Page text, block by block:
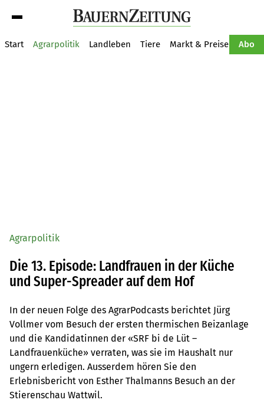
Start Agrarpolitik Landleben Tiere Markt & Preise Abo
Agrarpolitik
Die 13. Episode: Landfrauen in der Küche
und Super-Spreader auf dem Hof
In der neuen Folge des AgrarPodcasts berichtet Jürg
Vollmer vom Besuch der ersten thermischen Beizanlage
und die Kandidatinnen der «SRF bi de Lüt –
Landfrauenküche» verraten, was sie im Haushalt nur
ungern erledigen. Ausserdem hören Sie den
Erlebnisbericht von Esther Thalmanns Besuch an der
Stierenschau Wattwil.